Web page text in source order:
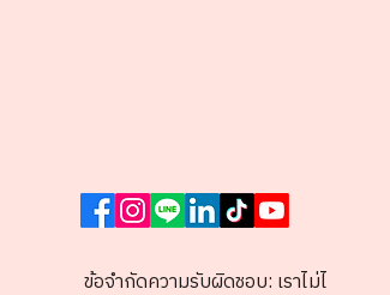
ข้อจำกัดความรับผิดชอบ: เราไม่ได้